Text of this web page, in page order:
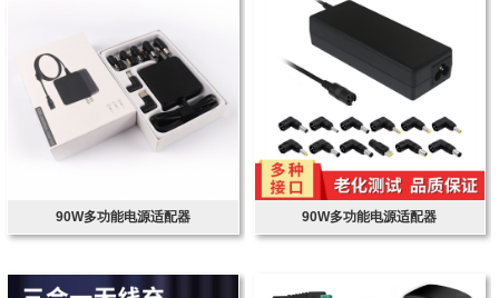
90W多功能电源适配器 90W多功能电源适配器